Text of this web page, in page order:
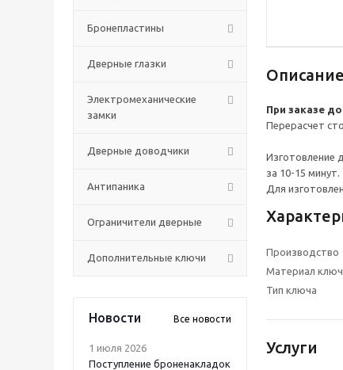
Бронепластины
Дверные глазки
Электромеханические
замки
Дверные доводчики
Антипаника
Ограничители дверные
Дополнительные ключи
Новости Все новости
1 июля 2026
Поступление броненакладок
Описание
При заказе
Перерасчет
Изготовление
за 10-15 минут.
Для
Производство
Материал
Тип ключа
Услуги